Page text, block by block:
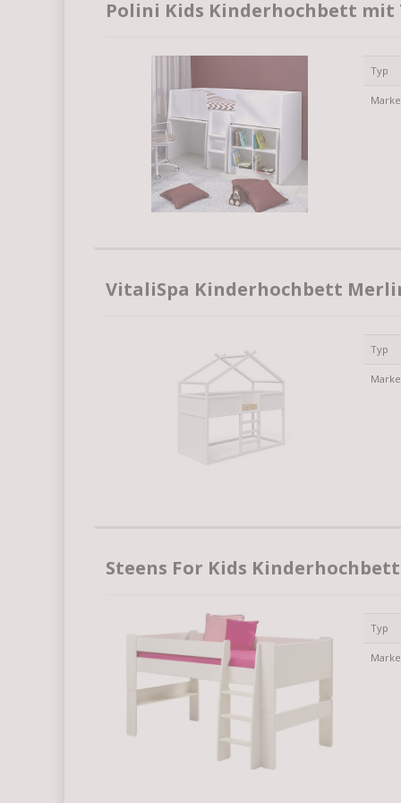
Polini Kids Kinderhochbett mit
Typ
Marke
VitaliSpa Kinderhochbett
Typ
Marke
Steens For Kids
Typ
Marke